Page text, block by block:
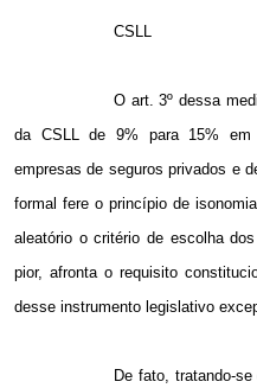
CSLL
O art. 3º dessa
da CSLL de 9% para 15% em
empresas de seguros privados e
formal fere o princípio de
aleatório o critério de escolha
pior, afronta o requisito
desse instrumento legislativo
De fato, tratando-